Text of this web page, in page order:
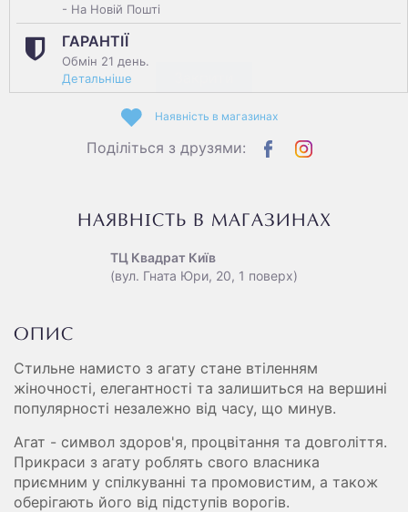
- На Новій Пошті
ГАРАНТІЇ
Обмін 21 день.
Детальніше
Наявність в магазинах
Поділіться з друзями:
НАЯВНІСТЬ В МАГАЗИНАХ
ТЦ Квадрат Київ
(вул. Гната Юри, 20, 1 поверх)
ОПИС
Стильне намисто з агату стане втіленням
жіночності, елегантності та залишиться на вершині
популярності незалежно від часу, що минув.
Агат - символ здоров'я, процвітання та довголіття.
Прикраси з агату роблять свого власника
приємним у спілкуванні та промовистим, а також
оберігають його від підступів ворогів.